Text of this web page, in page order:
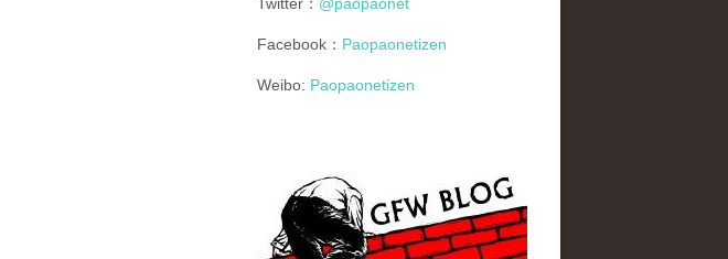
Facebook： Paopaonetizen
Weibo: Paopaonetizen
gfw_blog_small.jpg